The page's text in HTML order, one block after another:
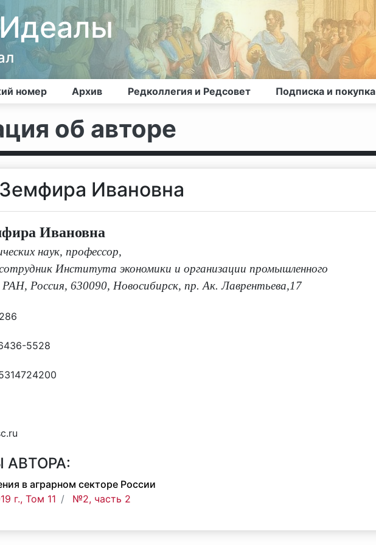
номер Архив Редколлегия и Редсовет Подписка и покупка
об авторе
Ивановна
Ивановна
наук, профессор,
Института экономики и организации промышленного
Россия, 630090, Новосибирск, пр. Ак. Лаврентьева,17
5528
АВТОРА:
в аграрном секторе России
г., Том 11
№2, часть 2